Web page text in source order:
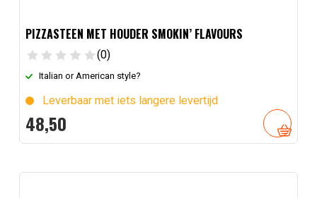
PIZZASTEEN MET HOUDER SMOKIN’ FLAVOURS
(0)
Italian or American style?
Leverbaar met iets langere levertijd
48,50